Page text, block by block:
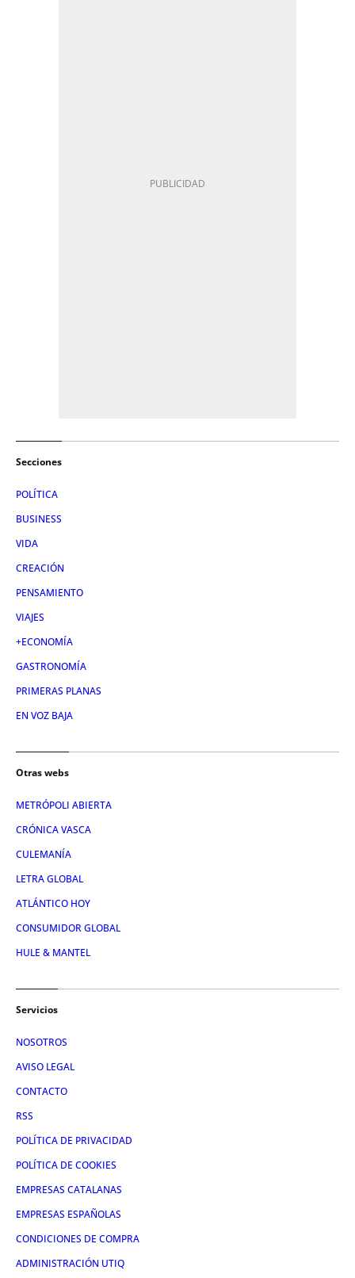
Secciones
POLÍTICA
BUSINESS
VIDA
CREACIÓN
PENSAMIENTO
VIAJES
+ECONOMÍA
GASTRONOMÍA
PRIMERAS PLANAS
EN VOZ BAJA
Otras webs
METRÓPOLI ABIERTA
CRÓNICA VASCA
CULEMANÍA
LETRA GLOBAL
ATLÁNTICO HOY
CONSUMIDOR GLOBAL
HULE & MANTEL
Servicios
NOSOTROS
AVISO LEGAL
CONTACTO
RSS
POLÍTICA DE PRIVACIDAD
POLÍTICA DE COOKIES
EMPRESAS CATALANAS
EMPRESAS ESPAÑOLAS
CONDICIONES DE COMPRA
ADMINISTRACIÓN UTIQ